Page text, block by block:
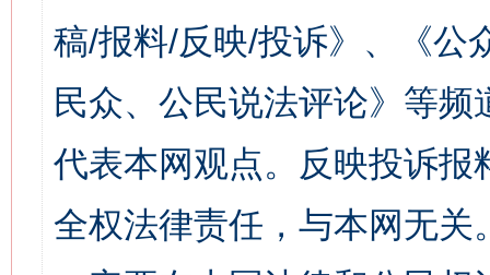
稿/报料/反映/投诉》、《公
民众、公民说法评论》等
代表本网观点。反映投诉
全权法律责任，与本网无